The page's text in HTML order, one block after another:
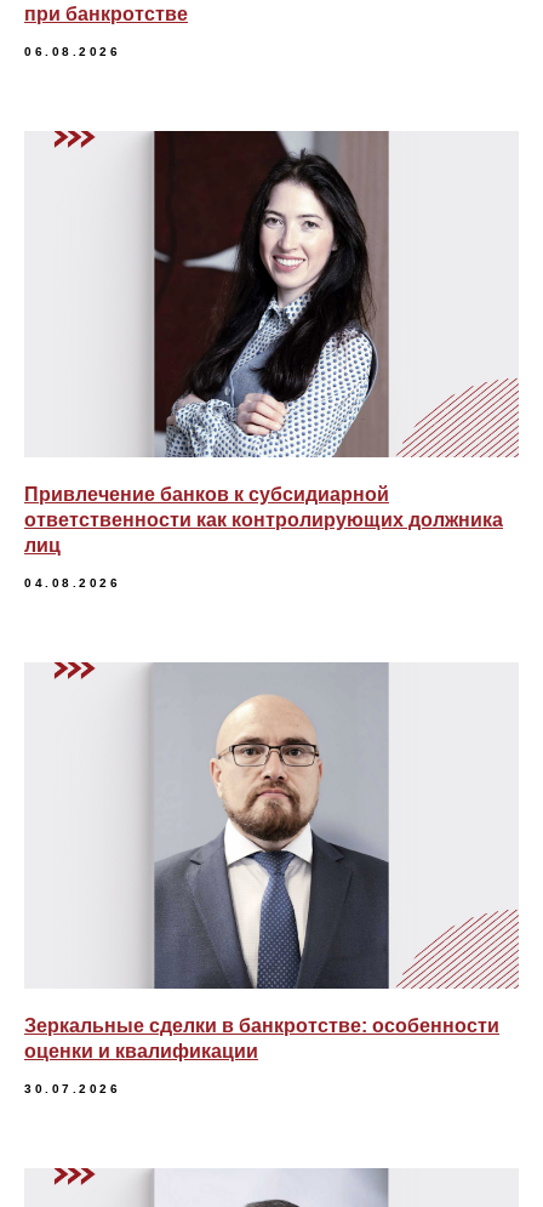
при банкротстве
06.08.2026
Привлечение банков к субсидиарной
ответственности как контролирующих должника
лиц
04.08.2026
Зеркальные сделки в банкротстве: особенности
оценки и квалификации
30.07.2026